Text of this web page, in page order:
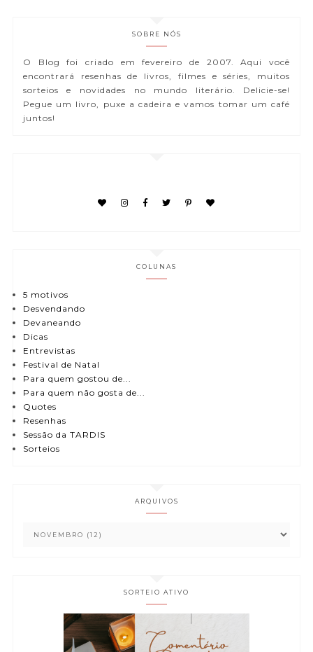
SOBRE NÓS
O Blog foi criado em fevereiro de 2007. Aqui você
encontrará resenhas de livros, filmes e séries, muitos
sorteios e novidades no mundo literário. Delicie-se!
Pegue um livro, puxe a cadeira e vamos tomar um café
juntos!
COLUNAS
5 motivos
Desvendando
Devaneando
Dicas
Entrevistas
Festival de Natal
Para quem gostou de...
Para quem não gosta de...
Quotes
Resenhas
Sessão da TARDIS
Sorteios
ARQUIVOS
SORTEIO ATIVO